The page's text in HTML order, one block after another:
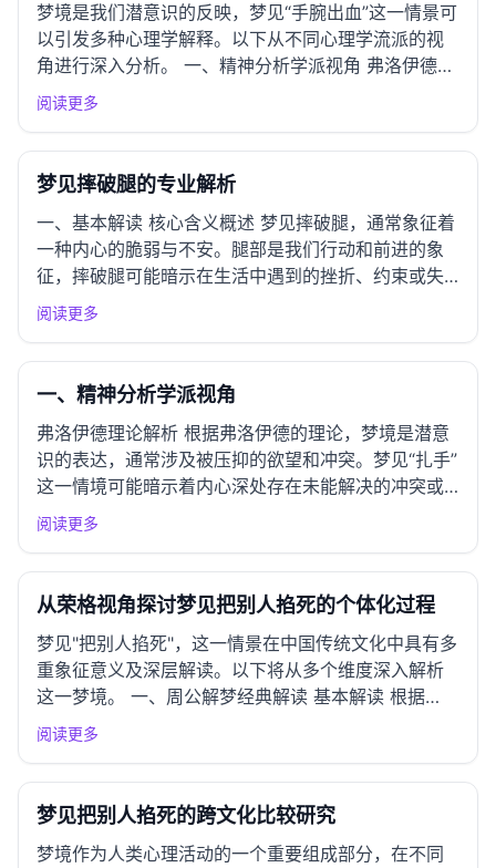
梦境是我们潜意识的反映，梦见“手腕出血”这一情景可
以引发多种心理学解释。以下从不同心理学流派的视
角进行深入分析。 一、精神分析学派视角 弗洛伊德理
论解析 根据弗洛伊德的观点，梦境是潜意识欲望的体
能与某种未解决的冲突有关。手腕作为连接手与身体
的重要部位，可...
阅读更多
梦见摔破腿的专业解析
一、基本解读 核心含义概述 梦见摔破腿，通常象征着
一种内心的脆弱与不安。腿部是我们行动和前进的象
征，摔破腿可能暗示在生活中遇到的挫折、约束或失
去方向感。这种梦境常常反映出梦者在面对某些挑战
的焦虑。在某些情况下，这也可能是一种对身体健康
的潜在担忧。 情感指...
阅读更多
一、精神分析学派视角
弗洛伊德理论解析 根据弗洛伊德的理论，梦境是潜意
识的表达，通常涉及被压抑的欲望和冲突。梦见“扎手”
这一情境可能暗示着内心深处存在未能解决的冲突或
焦虑。扎手的感觉可以象征痛苦、威胁或不安，可能
惧。比如，梦者可能在现实生活中面临某种人际关系
的紧张，或者在事业...
阅读更多
从荣格视角探讨梦见把别人掐死的个体化过程
梦见"把别人掐死"，这一情景在中国传统文化中具有多
重象征意义及深层解读。以下将从多个维度深入解析
这一梦境。 一、周公解梦经典解读 基本解读 根据
《周公解梦》的记载，梦见掐死他人，通常象征着内
者在现实生活中感受到的无力感，或是对某种人际关
系的不满与矛盾。掐...
阅读更多
梦见把别人掐死的跨文化比较研究
梦境作为人类心理活动的一个重要组成部分，在不同